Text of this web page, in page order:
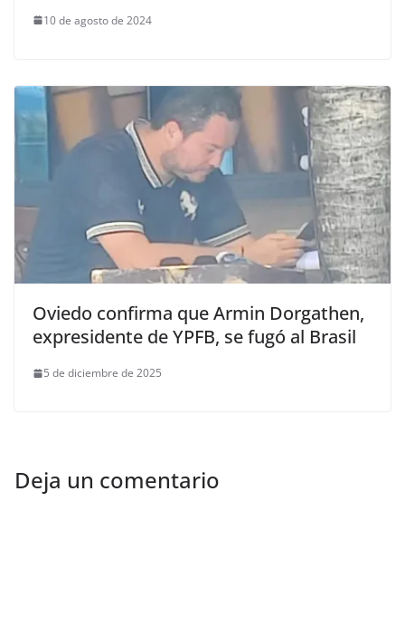
10 de agosto de 2024
Oviedo confirma que Armin Dorgathen,
expresidente de YPFB, se fugó al Brasil
5 de diciembre de 2025
Deja un comentario